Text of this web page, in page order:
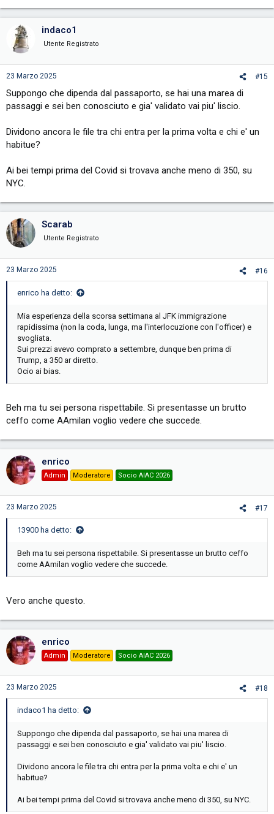
n
s
indaco1
Utente Registrato
23 Marzo 2025 #15
Suppongo che dipenda dal passaporto, se hai una marea di
passaggi e sei ben conosciuto e gia' validato vai piu' liscio.
Dividono ancora le file tra chi entra per la prima volta e chi e' un
habitue?
Ai bei tempi prima del Covid si trovava anche meno di 350, su
NYC.
Scarab
Utente Registrato
23 Marzo 2025 #16
enrico ha detto:
Mia esperienza della scorsa settimana al JFK immigrazione
rapidissima (non la coda, lunga, ma l'interlocuzione con l'officer) e
svogliata.
Sui prezzi avevo comprato a settembre, dunque ben prima di
Trump, a 350 ar diretto.
Ocio ai bias.
Beh ma tu sei persona rispettabile. Si presentasse un brutto
ceffo come AAmilan voglio vedere che succede.
enrico
Admin Moderatore Socio AIAC 2026
23 Marzo 2025 #17
13900 ha detto:
Beh ma tu sei persona rispettabile. Si presentasse un brutto ceffo
come AAmilan voglio vedere che succede.
Vero anche questo.
enrico
Admin Moderatore Socio AIAC 2026
23 Marzo 2025 #18
indaco1 ha detto:
Suppongo che dipenda dal passaporto, se hai una marea di
passaggi e sei ben conosciuto e gia' validato vai piu' liscio.
Dividono ancora le file tra chi entra per la prima volta e chi e' un
habitue?
Ai bei tempi prima del Covid si trovava anche meno di 350, su NYC.